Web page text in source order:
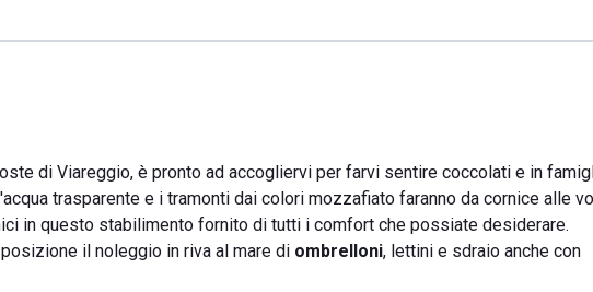
di Viareggio, è pronto ad accogliervi per farvi sentire coccolati e in
trasparente e i tramonti dai colori mozzafiato faranno da cornice alle
in questo stabilimento fornito di tutti i comfort che possiate desiderare.
il noleggio in riva al mare di ombrelloni, lettini e sdraio anche con